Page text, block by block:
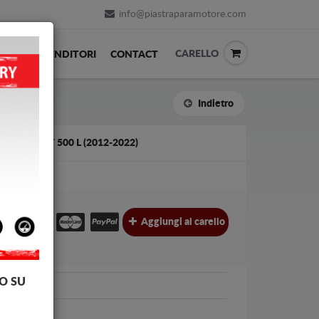
info@piastraparamotore.com
RIVENDITORI CONTACT CARELLO
Indietro
FIAT 500 L (2012-2022)
Aggiungi al carello
SU